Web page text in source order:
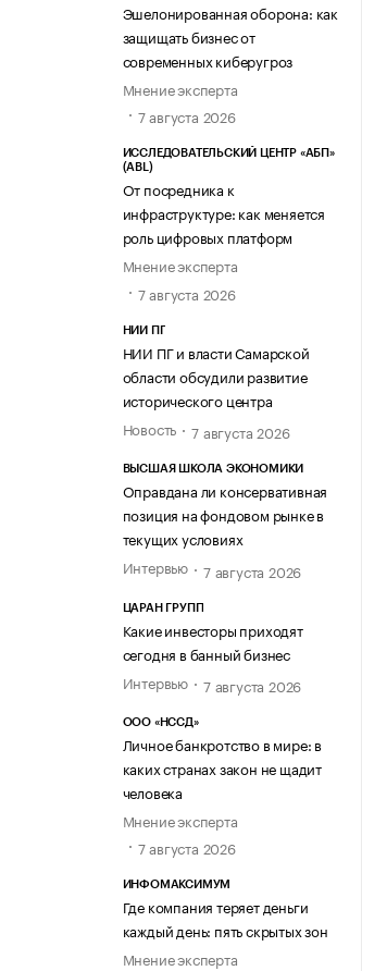
Эшелонированная оборона: как
защищать бизнес от
современных киберугроз
Мнение эксперта
7 августа 2026
ИССЛЕДОВАТЕЛЬСКИЙ ЦЕНТР «АБП»
(ABL)
От посредника к
инфраструктуре: как меняется
роль цифровых платформ
Мнение эксперта
7 августа 2026
НИИ ПГ
НИИ ПГ и власти Самарской
области обсудили развитие
исторического центра
Новость
7 августа 2026
ВЫСШАЯ ШКОЛА ЭКОНОМИКИ
Оправдана ли консервативная
позиция на фондовом рынке в
текущих условиях
Интервью
7 августа 2026
ЦАРАН ГРУПП
Какие инвесторы приходят
сегодня в банный бизнес
Интервью
7 августа 2026
ООО «НССД»
Личное банкротство в мире: в
каких странах закон не щадит
человека
Мнение эксперта
7 августа 2026
ИНФОМАКСИМУМ
Где компания теряет деньги
каждый день: пять скрытых зон
Мнение эксперта